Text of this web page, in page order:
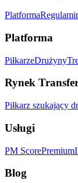
Platforma
Platforma
PiłkarzeDrużyny
Rynek
Piłkarz szukający
Usługi
PM ScorePremium
Blog